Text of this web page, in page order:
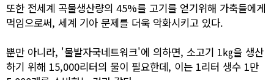
또한 전세계 곡물생산량의 45%를 고기를 얻기위해 가축들에게
먹임으로써, 세계 기아 문제를 더욱 악화시키고 있다.
뿐만 아니라, '물발자국네트워크'에 의하면, 소고기 1㎏을 생산
하기 위해 15,000리터의 물이 필요한데, 이는 1리터 생수 1만